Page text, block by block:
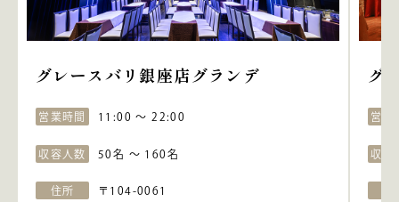
グレースバリ銀座店グランデ
営業時間 11:00 ～ 22:00
収容人数 50名 ～ 160名
住所
〒104-0061
グ
営業
収容